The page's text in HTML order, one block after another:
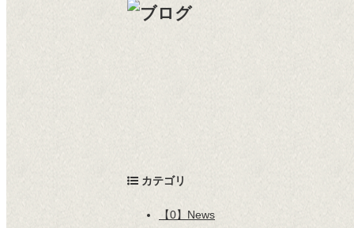
カテゴリ
【0】News